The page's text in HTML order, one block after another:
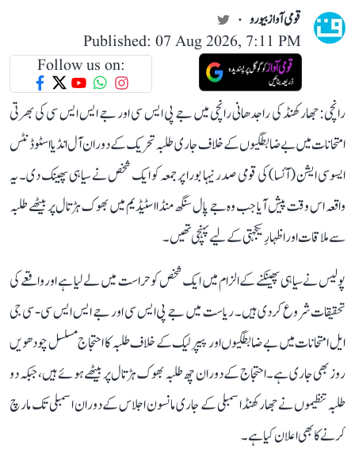
قومی آواز بیورو
Published: 07 Aug 2026, 7:11 PM
Follow us on:
رانچی: جھارکھنڈ کی راجدھانی رانچی میں جے پی ایس سی اور جے ایس ایس سی کی بھرتی
امتحانات میں بے ضابطگیوں کے خلاف جاری طلبہ تحریک کے دوران آل انڈیا اسٹوڈنٹس
ایسوسی ایشن (آئسا) کی قومی صدر نیہا بورا پر جمعہ کو ایک شخص نے سیاہی پھینک دی۔ یہ
واقعہ اس وقت پیش آیا جب وہ جے پال سنگھ منڈا اسٹیڈیم میں بھوک ہڑتال پر بیٹھے طلبہ
سے ملاقات اور اظہارِ یکجہتی کے لیے پہنچی تھیں۔
پولیس نے سیاہی پھینکنے کے الزام میں ایک شخص کو حراست میں لے لیا ہے اور واقعے کی
تحقیقات شروع کر دی ہیں۔ ریاست میں جے پی ایس سی اور جے ایس ایس سی - سی جی
ایل امتحانات میں بے ضابطگیوں اور پیپر لیک کے خلاف طلبہ کا احتجاج مسلسل چودھویں
روز بھی جاری ہے۔ احتجاج کے دوران چھ طلبہ بھوک ہڑتال پر بیٹھے ہوئے ہیں، جبکہ دو
طلبہ تنظیموں نے جھارکھنڈ اسمبلی کے جاری مانسون اجلاس کے دوران اسمبلی تک مارچ
کرنے کا بھی اعلان کیا ہے۔